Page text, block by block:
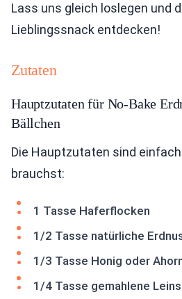
Lass uns gleich loslegen und
Lieblingssnack entdecken!
Zutaten
Hauptzutaten für No-Bake
Bällchen
Die Hauptzutaten sind
brauchst:
1 Tasse Haferflocken
1/2 Tasse natürliche
1/3 Tasse Honig oder
1/4 Tasse gemahlene